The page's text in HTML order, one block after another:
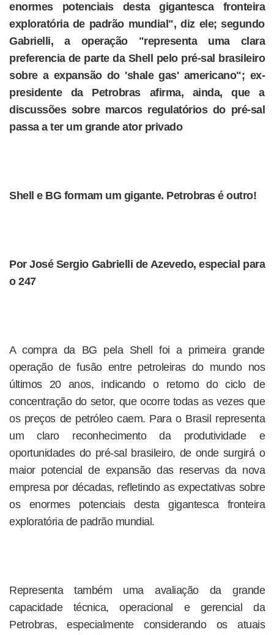
enormes potenciais desta gigantesca fronteira
exploratória de padrão mundial", diz ele; segundo
Gabrielli, a operação "representa uma clara
preferencia de parte da Shell pelo pré-sal brasileiro
sobre a expansão do 'shale gas' americano"; ex-
presidente da Petrobras afirma, ainda, que a
discussões sobre marcos regulatórios do pré-sal
passa a ter um grande ator privado
Shell e BG formam um gigante. Petrobras é outro!
Por José Sergio Gabrielli de Azevedo, especial para
o 247
A compra da BG pela Shell foi a primeira grande
operação de fusão entre petroleiras do mundo nos
últimos 20 anos, indicando o retorno do ciclo de
concentração do setor, que ocorre todas as vezes que
os preços de petróleo caem. Para o Brasil representa
um claro reconhecimento da produtividade e
oportunidades do pré-sal brasileiro, de onde surgirá o
maior potencial de expansão das reservas da nova
empresa por décadas, refletindo as expectativas sobre
os enormes potenciais desta gigantesca fronteira
exploratória de padrão mundial.
Representa também uma avaliação da grande
capacidade técnica, operacional e gerencial da
Petrobras, especialmente considerando os atuais